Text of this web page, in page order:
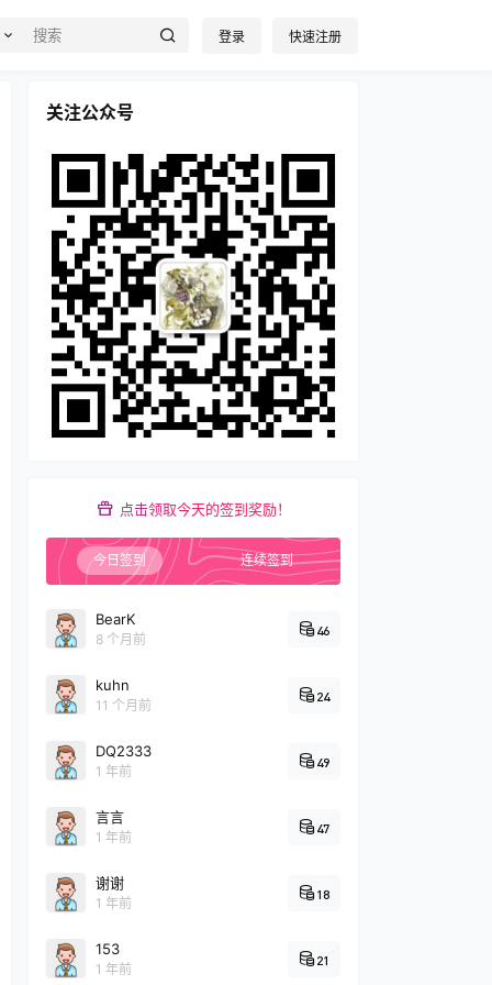
登录 快速注册
关注公众号
点击领取今天的签到奖励！
今日签到 连续签到
BearK
8 个月前
46
kuhn
11 个月前
24
DQ2333
1 年前
49
言言
1 年前
47
谢谢
1 年前
18
153
1 年前
21